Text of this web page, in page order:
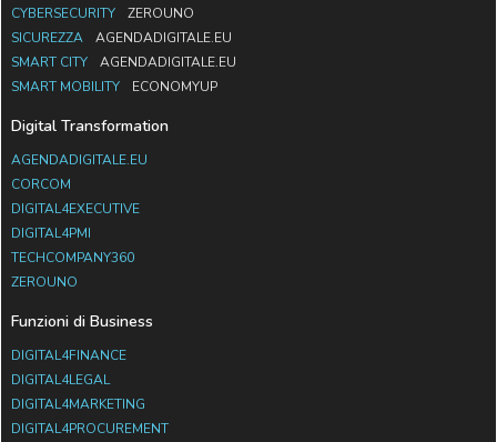
CYBERSECURITY
ZEROUNO
SICUREZZA
AGENDADIGITALE.EU
SMART CITY
AGENDADIGITALE.EU
SMART MOBILITY
ECONOMYUP
Digital Transformation
AGENDADIGITALE.EU
CORCOM
DIGITAL4EXECUTIVE
DIGITAL4PMI
TECHCOMPANY360
ZEROUNO
Funzioni di Business
DIGITAL4FINANCE
DIGITAL4LEGAL
DIGITAL4MARKETING
DIGITAL4PROCUREMENT